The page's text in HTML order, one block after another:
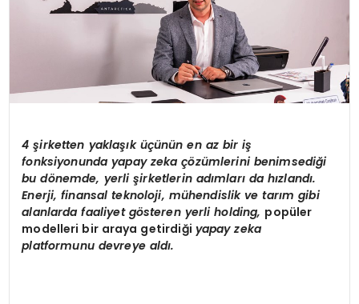
4 şirketten yaklaşık üçünün en az bir iş
fonksiyonunda yapay zeka çözümlerini benimsediği
bu dönemde, yerli şirketlerin adımları da hızlandı.
Enerji, finansal teknoloji, mühendislik ve tarım gibi
alanlarda faaliyet gösteren yerli holding, popüler
modelleri bir araya getirdiği yapay zeka
platformunu devreye aldı.